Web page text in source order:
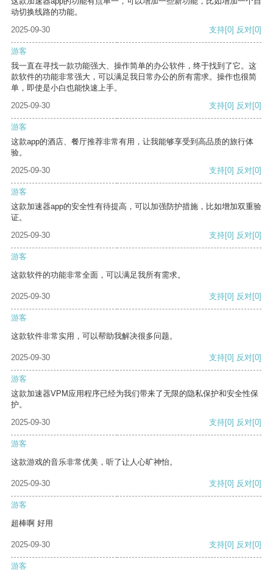
动切换线路的功能。
2025-09-30
支持[0] 反对[0]
游客
我一直在寻找一款功能强大、操作简单的办公软件，终于找到了它。这
款软件的功能非常强大，可以满足我日常办公的所有需求。操作也很简
单，即使是小白也能快速上手。
2025-09-30
支持[0] 反对[0]
游客
这款app的酒店、餐厅推荐非常有用，让我能够享受到高品质的旅行体
验。
2025-09-30
支持[0] 反对[0]
游客
这款加速器app的安全性有待提高，可以加强防护措施，比如增加双重验
证。
2025-09-30
支持[0] 反对[0]
游客
这款软件的功能非常全面，可以满足我所有需求。
2025-09-30 支持[0] 反对[0]
游客
这款软件非常实用，可以帮助我解决很多问题。
2025-09-30 支持[0] 反对[0]
游客
这款加速器VPM应用程序已经为我们带来了无限的隐私保护和安全性保
护。
2025-09-30
支持[0] 反对[0]
游客
这款游戏的音乐非常优美，听了让人心旷神怡。
2025-09-30 支持[0] 反对[0]
游客
超棒啊 好用
2025-09-30 支持[0] 反对[0]
游客